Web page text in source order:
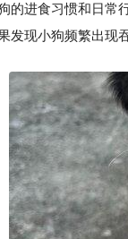
的进食习惯和日常
发现小狗频繁出现